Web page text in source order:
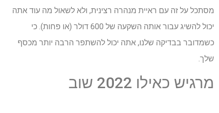
מסתכל על זה עם ראיית מנהרה רצינית, ולא לשאול מה עוד אתה
יכול להשיג עבור אותה השקעה של 600 דולר (או פחות). כי
כשמדובר בבדיקה שלנו, אתה יכול להשתפר הרבה יותר מכסף
שלך.
מרגיש כאילו 2022 שוב